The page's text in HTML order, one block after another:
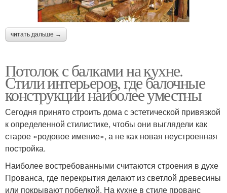
читать дальше →
Потолок с балками на кухне.
Стили интерьеров, где балочные
конструкции наиболее уместны
Сегодня принято строить дома с эстетической привязкой
к определенной стилистике, чтобы они выглядели как
старое «родовое имение», а не как новая неустроенная
постройка.
Наиболее востребованными считаются строения в духе
Прованса, где перекрытия делают из светлой древесины
или покрывают побелкой. На кухне в стиле прованс